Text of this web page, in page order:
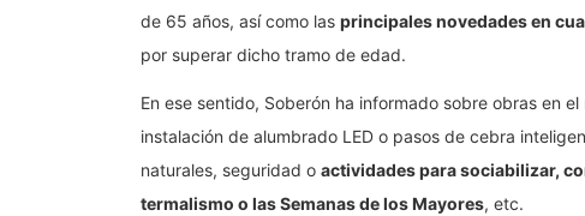
de 65 años, así como las principales novedades en
por superar dicho tramo de edad.
En ese sentido, Soberón ha informado sobre obras en
instalación de alumbrado LED o pasos de cebra
naturales, seguridad o actividades para sociabilizar,
termalismo o las Semanas de los Mayores, etc.